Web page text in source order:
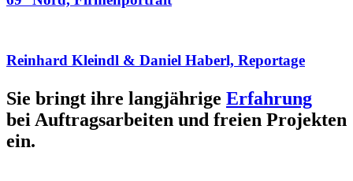
Reinhard Kleindl & Daniel Haberl, Reportage
Sie bringt ihre langjährige Erfahrung
bei Auftragsarbeiten und freien Projekten
ein.